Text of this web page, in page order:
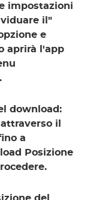
impostazioni
il"
e
aprirà l'app
download:
il
a
Posizione
del